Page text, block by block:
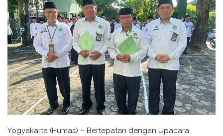
Yogyakarta (Humas) – Bertepatan dengan Upacara